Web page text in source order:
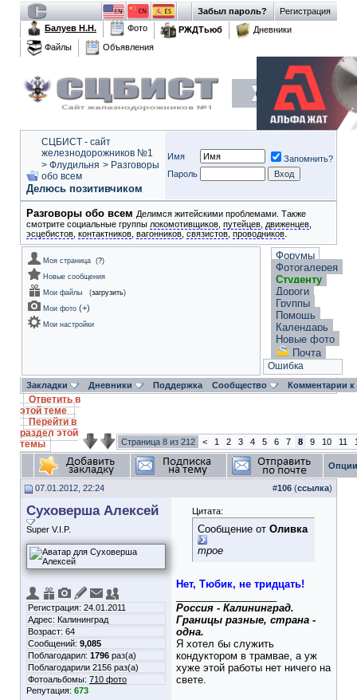
Регистрация
Забыл пароль?
Балуев Н.Н.
Фото РЖДТьюб
Дневники
Файлы
Объявления
СЦБИСТ - сайт
железнодорожников №1
> Флудильня > Разговоры
обо всем
Делюсь позитивчиком
Имя
Запомнить?
Пароль
Разговоры обо всем Делимся житейскими проблемами. Также
смотрите социальные группы локомотивщиков путейцев движенцев
эсцебистов контактников вагонников связистов проводников
Моя страница (?)
Новые сообщения
Мои файлы
(загрузить)
Мои фото (+)
Мои настройки
Форумы
Фотогалерея
Студенту
Дороги
Группы
Помощь
Календарь
Новые фото
Почта
Ошибка
Закладки Дневники Поддержка Сообщество Комментарии
Ответить в
этой теме
Перейти в
раздел этой
темы
Страница 8 из 212 < 1 2 3 4 5 6 7 8 9 10 11
07.01.2012, 22:24 #106 (ссылка)
Суховерша Алексей
Super V.I.P.
Регистрация: 24.01.2011
Адрес: Калининград
Возраст: 64
Сообщений: 9,085
Поблагодарил: 1796 раз(а)
Поблагодарили 2156 раз(а)
Фотоальбомы: 710 фото
Репутация: 673
Цитата:
Сообщение от Оливка
трое
Нет, Тюбик, не тридцать!
Россия - Калининград.
Границы разные, страна -
одна.
Я хотел бы служить
кондуктором в трамвае, а уж
хуже этой работы нет ничего на
свете.